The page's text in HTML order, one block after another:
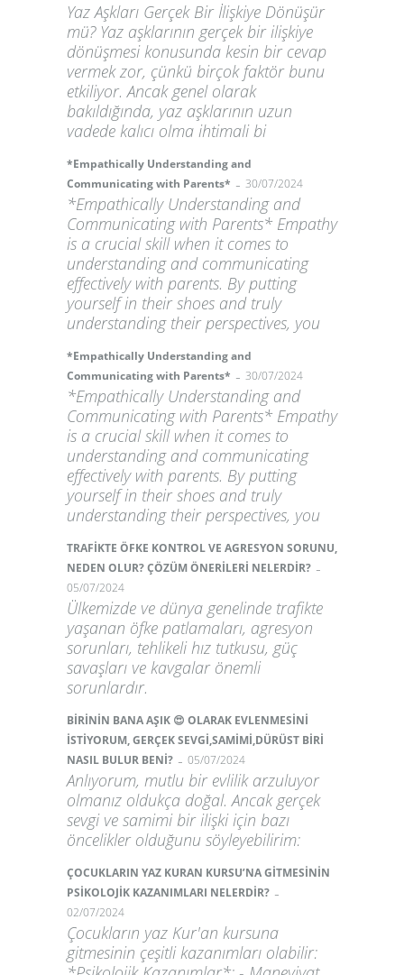
Yaz Aşkları Gerçek Bir İlişkiye Dönüşür
mü? Yaz aşklarının gerçek bir ilişkiye
dönüşmesi konusunda kesin bir cevap
vermek zor, çünkü birçok faktör bunu
etkiliyor. Ancak genel olarak
bakıldığında, yaz aşklarının uzun
vadede kalıcı olma ihtimali bi
*Empathically Understanding and
Communicating with Parents* - 30/07/2024
*Empathically Understanding and
Communicating with Parents* Empathy
is a crucial skill when it comes to
understanding and communicating
effectively with parents. By putting
yourself in their shoes and truly
understanding their perspectives, you
*Empathically Understanding and
Communicating with Parents* - 30/07/2024
*Empathically Understanding and
Communicating with Parents* Empathy
is a crucial skill when it comes to
understanding and communicating
effectively with parents. By putting
yourself in their shoes and truly
understanding their perspectives, you
TRAFİKTE ÖFKE KONTROL VE AGRESYON SORUNU,
NEDEN OLUR? ÇÖZÜM ÖNERİLERİ NELERDİR? -
05/07/2024
Ülkemizde ve dünya genelinde trafikte
yaşanan öfke patlamaları, agresyon
sorunları, tehlikeli hız tutkusu, güç
savaşları ve kavgalar önemli
sorunlardır.
BİRİNİN BANA AŞIK 😍 OLARAK EVLENMESİNİ
İSTİYORUM, GERÇEK SEVGİ,SAMİMİ,DÜRÜST BİRİ
NASIL BULUR BENİ? - 05/07/2024
Anlıyorum, mutlu bir evlilik arzuluyor
olmanız oldukça doğal. Ancak gerçek
sevgi ve samimi bir ilişki için bazı
öncelikler olduğunu söyleyebilirim:
ÇOCUKLARIN YAZ KURAN KURSU’NA GİTMESİNİN
PSİKOLOJİK KAZANIMLARI NELERDİR? -
02/07/2024
Çocukların yaz Kur'an kursuna
gitmesinin çeşitli kazanımları olabilir: